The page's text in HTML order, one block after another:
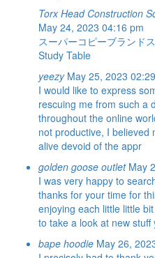
Torx Head Construction
May 24, 2023 04:16 pm
スーパーコピーブランド
Study Table
yeezy May 25, 2023
I would like to express
rescuing me from such a
throughout the online
not productive, I believed
alive devoid of the appr
golden goose outlet May
I was very happy to
thanks for your time for
enjoying each little little
to take a look at new stuff
bape hoodie May 26,